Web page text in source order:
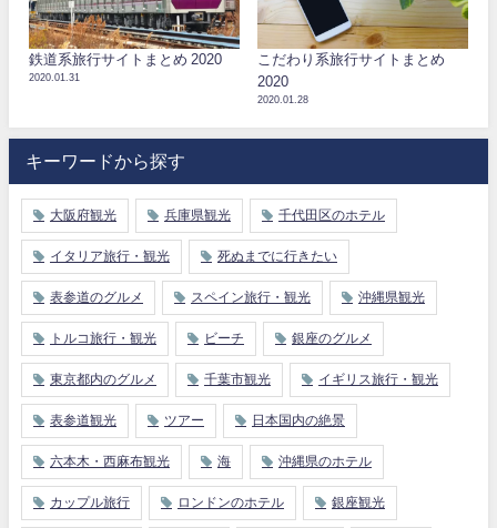
鉄道系旅行サイトまとめ 2020
2020.01.31
こだわり系旅行サイトまとめ
2020
2020.01.28
キーワードから探す
大阪府観光 兵庫県観光 千代田区のホテル
イタリア旅行・観光 死ぬまでに行きたい
表参道のグルメ スペイン旅行・観光 沖縄県観光
トルコ旅行・観光 ビーチ 銀座のグルメ
東京都内のグルメ 千葉市観光 イギリス旅行・観光
表参道観光 ツアー 日本国内の絶景
六本木・西麻布観光 海 沖縄県のホテル
カップル旅行 ロンドンのホテル 銀座観光